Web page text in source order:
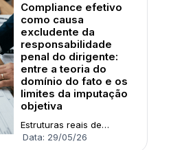
Compliance efetivo
como causa
excludente da
responsabilidade
penal do dirigente:
entre a teoria do
domínio do fato e os
limites da imputação
objetiva
Estruturas reais de
controle interno podem
Data: 29/05/26